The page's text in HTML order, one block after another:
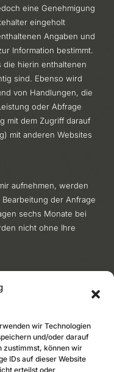
wir Technologien
und/oder darauf
zustimmst, können wir
IDs auf dieser Website
erteilst oder
eine Genehmigung
eingeholt
Angaben und
Information bestimmt.
die hierin enthaltenen
sind. Ebenso wird
von Handlungen, die
oder Abfrage
mit dem Zugriff darauf
mit anderen Websites
aufnehmen, werden
der Anfrage
sechs Monate bei
nicht ohne Ihre
Widerspruch zu.
Ihrer Daten
oder Ihre
sonst in einer Weise
sich bei der